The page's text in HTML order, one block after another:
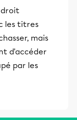
les titres
mais
d'accéder
par les